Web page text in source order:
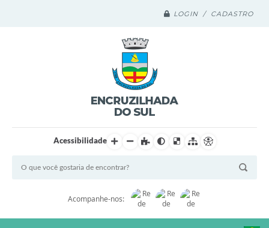
LOGIN / CADASTRO
Acessibilidade
Acompanhe-nos: